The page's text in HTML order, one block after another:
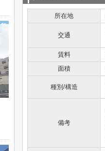
所在地
交通
賃料
面積
種別/構造
備考